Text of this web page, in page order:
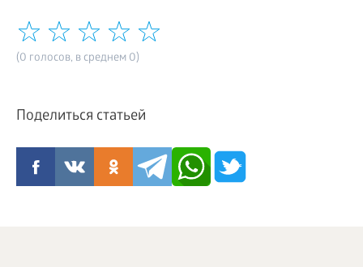
(0 голосов, в среднем 0)
Поделиться статьей